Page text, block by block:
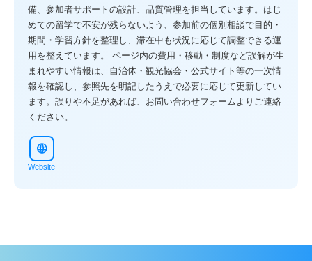
備、参加者サポートの設計、品質管理を担当しています。はじ
めての留学で不安が残らないよう、参加前の個別相談で目的・
期間・学習方針を整理し、滞在中も状況に応じて調整できる運
用を整えています。 ページ内の費用・移動・制度など誤解が生
まれやすい情報は、自治体・観光協会・公式サイト等の一次情
報を確認し、参照先を明記したうえで必要に応じて更新してい
ます。誤りや不足があれば、お問い合わせフォームよりご連絡
ください。
language
Website